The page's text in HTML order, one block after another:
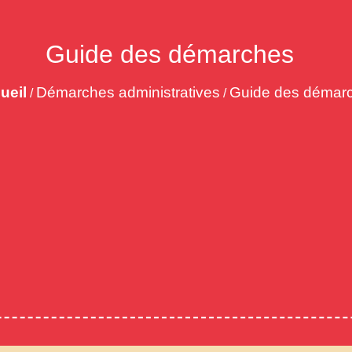
Guide des démarches
/ Démarches administratives / Guide des